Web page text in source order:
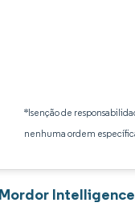
*Isenção de
nenhuma ordem
Intelligence